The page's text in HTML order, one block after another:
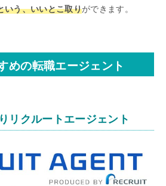
いう、いいとこ取りができます。
めの転職エージェント
リクルートエージェント